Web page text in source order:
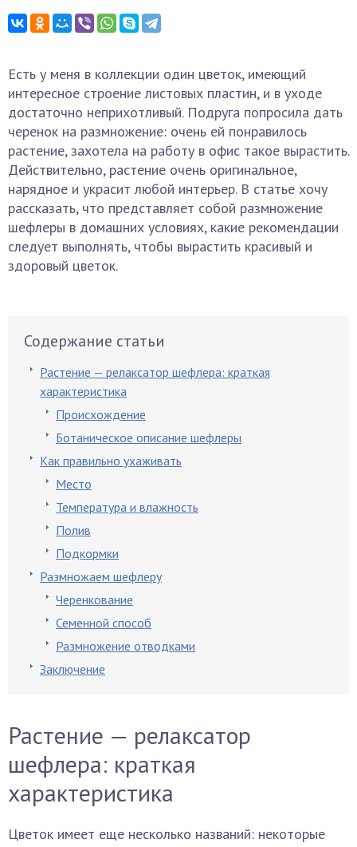
Есть у меня в коллекции один цветок, имеющий
интересное строение листовых пластин, и в уходе
достаточно неприхотливый. Подруга попросила дать
черенок на размножение: очень ей понравилось
растение, захотела на работу в офис такое вырастить.
Действительно, растение очень оригинальное,
нарядное и украсит любой интерьер. В статье хочу
рассказать, что представляет собой размножение
шефлеры в домашних условиях, какие рекомендации
следует выполнять, чтобы вырастить красивый и
здоровый цветок.
Содержание статьи
Растение — релаксатор шефлера: краткая
характеристика
Происхождение
Ботаническое описание шефлеры
Как правильно ухаживать
Место
Температура и влажность
Полив
Подкормки
Размножаем шефлеру
Черенкование
Семенной способ
Размножение отводками
Заключение
Растение — релаксатор
шефлера: краткая
характеристика
Цветок имеет еще несколько названий: некоторые